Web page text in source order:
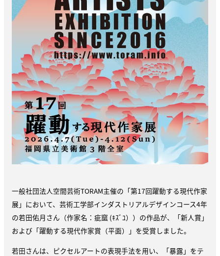
一般社団法人空間芸術TORAM主催の「第17回躍動する現代作家
展」において、芸術工学部インダストリアルデザインコース4年
の若田佑月さん（作家名： 疵窳 (ｷｽﾞﾕ）） の作品が、「新人賞」
および「躍動する現代作家賞（平面）」を受賞しました。
若田さんは、ピクセルアートの表現手法を用い、「暴露」をテ